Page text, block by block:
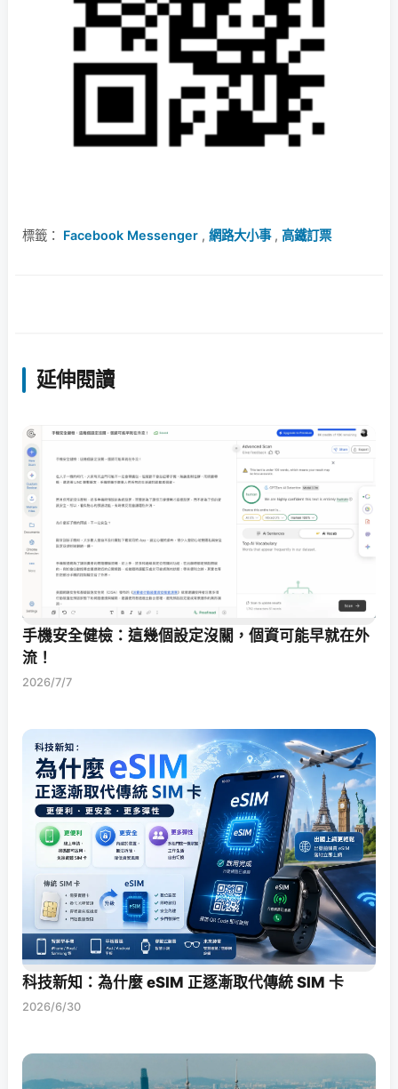
標籤： Facebook Messenger , 網路大小事, 高鐵訂票
延伸閱讀
手機安全健檢：這幾個設定沒關，個資可能早就在外
流！
2026/7/7
科技新知：為什麼 eSIM 正逐漸取代傳統 SIM 卡
2026/6/30